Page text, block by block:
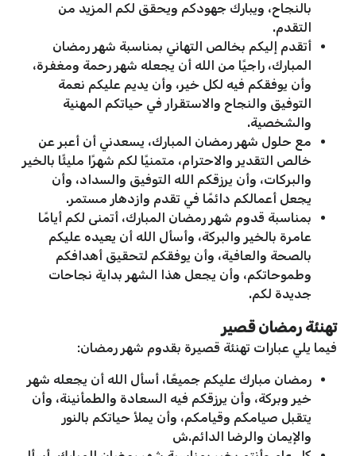
بالنجاح، ويبارك جهودكم ويحقق لكم المزيد من
التقدم.
أتقدم إليكم بخالص التهاني بمناسبة شهر رمضان
المبارك، راجيًا من الله أن يجعله شهر رحمة ومغفرة،
وأن يوفقكم فيه لكل خير، وأن يديم عليكم نعمة
التوفيق والنجاح والاستقرار في حياتكم المهنية
والشخصية.
مع حلول شهر رمضان المبارك، يسعدني أن أعبر عن
خالص التقدير والاحترام، متمنيًا لكم شهرًا مليئًا بالخير
والبركات، وأن يرزقكم الله التوفيق والسداد، وأن
يجعل أعمالكم دائمًا في تقدم وازدهار مستمر.
بمناسبة قدوم شهر رمضان المبارك، أتمنى لكم أيامًا
عامرة بالخير والبركة، وأسأل الله أن يعيده عليكم
بالصحة والعافية، وأن يوفقكم لتحقيق أهدافكم
وطموحاتكم، وأن يجعل هذا الشهر بداية نجاحات
جديدة لكم.
تهنئة رمضان قصير
فيما يلي عبارات تهنئة قصيرة بقدوم شهر رمضان:
رمضان مبارك عليكم جميعًا، أسأل الله أن يجعله شهر
خير وبركة، وأن يرزقكم فيه السعادة والطمأنينة، وأن
يتقبل صيامكم وقيامكم، وأن يملأ حياتكم بالنور
والإيمان والرضا الدائم.ش